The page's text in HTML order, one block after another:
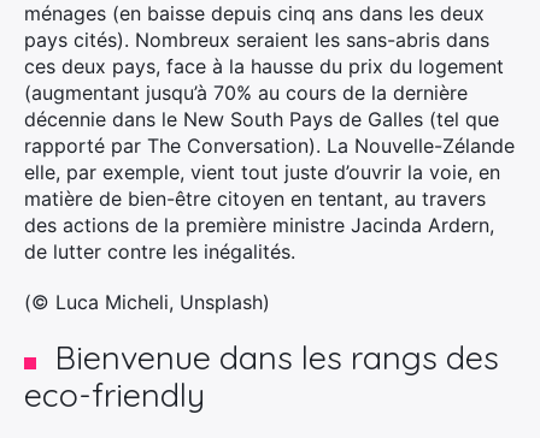
ménages (en baisse depuis cinq ans dans les deux
pays cités). Nombreux seraient les sans-abris dans
ces deux pays, face à la hausse du prix du logement
(augmentant jusqu’à 70% au cours de la dernière
décennie dans le New South Pays de Galles (tel que
rapporté par The Conversation). La Nouvelle-Zélande
elle, par exemple, vient tout juste d’ouvrir la voie, en
matière de bien-être citoyen en tentant, au travers
des actions de la première ministre Jacinda Ardern,
de lutter contre les inégalités.
(© Luca Micheli, Unsplash)
Bienvenue dans les rangs des
eco-friendly